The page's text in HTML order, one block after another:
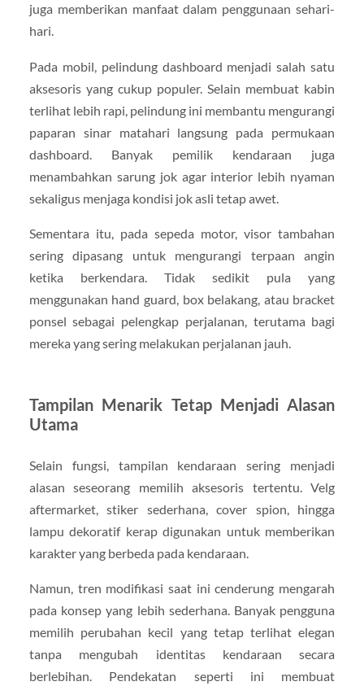
juga memberikan manfaat dalam penggunaan sehari-
hari.
Pada mobil, pelindung dashboard menjadi salah satu
aksesoris yang cukup populer. Selain membuat kabin
terlihat lebih rapi, pelindung ini membantu mengurangi
paparan sinar matahari langsung pada permukaan
dashboard. Banyak pemilik kendaraan juga
menambahkan sarung jok agar interior lebih nyaman
sekaligus menjaga kondisi jok asli tetap awet.
Sementara itu, pada sepeda motor, visor tambahan
sering dipasang untuk mengurangi terpaan angin
ketika berkendara. Tidak sedikit pula yang
menggunakan hand guard, box belakang, atau bracket
ponsel sebagai pelengkap perjalanan, terutama bagi
mereka yang sering melakukan perjalanan jauh.
Tampilan Menarik Tetap Menjadi Alasan
Utama
Selain fungsi, tampilan kendaraan sering menjadi
alasan seseorang memilih aksesoris tertentu. Velg
aftermarket, stiker sederhana, cover spion, hingga
lampu dekoratif kerap digunakan untuk memberikan
karakter yang berbeda pada kendaraan.
Namun, tren modifikasi saat ini cenderung mengarah
pada konsep yang lebih sederhana. Banyak pengguna
memilih perubahan kecil yang tetap terlihat elegan
tanpa mengubah identitas kendaraan secara
berlebihan. Pendekatan seperti ini membuat